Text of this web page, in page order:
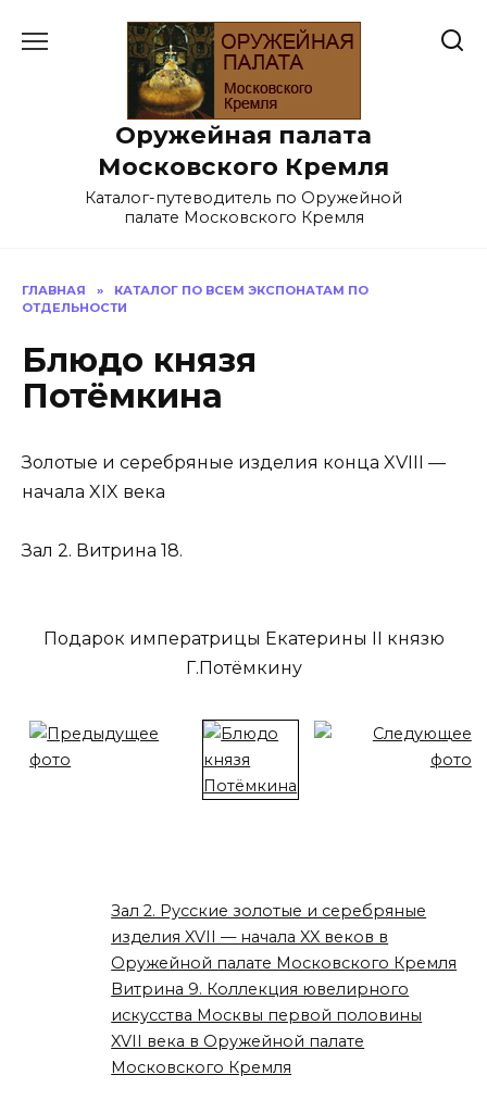
Оружейная палата
Московского Кремля
Каталог-путеводитель по Оружейной
палате Московского Кремля
ГЛАВНАЯ »
КАТАЛОГ ПО ВСЕМ ЭКСПОНАТАМ ПО
ОТДЕЛЬНОСТИ
Блюдо князя
Потёмкина
Золотые и серебряные изделия конца XVIII —
начала XIX века
Зал 2. Витрина 18.
Подарок императрицы Екатерины II князю
Г.Потёмкину
Зал 2. Русские золотые и серебряные
изделия XVII — начала XX веков в
Оружейной палате Московского Кремля
Витрина 9. Коллекция ювелирного
искусства Москвы первой половины
XVII века в Оружейной палате
Московского Кремля